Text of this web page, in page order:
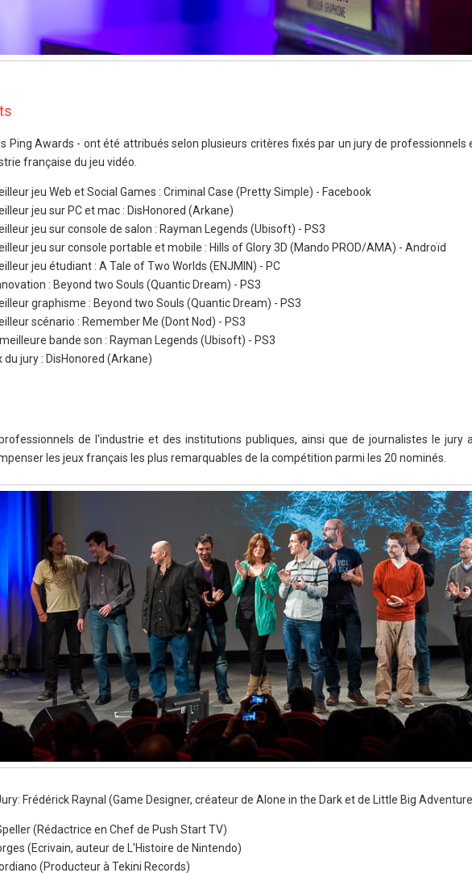
Ping Awards - ont été attribués selon plusieurs critères fixés par un jury de professionnels
française du jeu vidéo.
jeu Web et Social Games : Criminal Case (Pretty Simple) - Facebook
jeu sur PC et mac : DisHonored (Arkane)
jeu sur console de salon : Rayman Legends (Ubisoft) - PS3
jeu sur console portable et mobile : Hills of Glory 3D (Mando PROD/AMA) - Androïd
jeu étudiant : A Tale of Two Worlds (ENJMIN) - PC
: Beyond two Souls (Quantic Dream) - PS3
graphisme : Beyond two Souls (Quantic Dream) - PS3
scénario : Remember Me (Dont Nod) - PS3
bande son : Rayman Legends (Ubisoft) - PS3
du jury : DisHonored (Arkane)
de l'industrie et des institutions publiques, ainsi que de journalistes le jury
les jeux français les plus remarquables de la compétition parmi les 20 nominés.
Frédérick Raynal (Game Designer, créateur de Alone in the Dark et de Little Big
(Rédactrice en Chef de Push Start TV)
(Ecrivain, auteur de L'Histoire de Nintendo)
(Producteur à Tekini Records)